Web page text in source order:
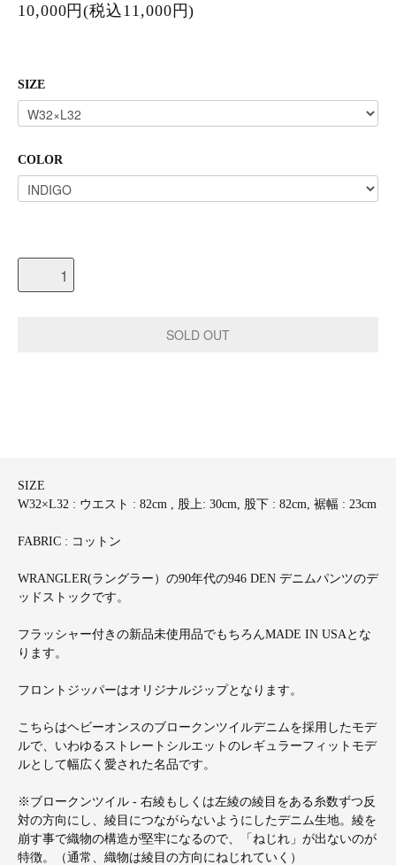
10,000円(税込11,000円)
SIZE
COLOR
SIZE
W32×L32 : ウエスト : 82cm , 股上: 30cm, 股下 : 82cm, 裾幅 : 23cm
FABRIC : コットン
WRANGLER(ラングラー）の90年代の946 DEN デニムパンツのデ
ッドストックです。
フラッシャー付きの新品未使用品でもちろんMADE IN USAとな
ります。
フロントジッパーはオリジナルジップとなります。
こちらはヘビーオンスのブロークンツイルデニムを採用したモデ
ルで、いわゆるストレートシルエットのレギュラーフィットモデ
ルとして幅広く愛された名品です。
※ブロークンツイル - 右綾もしくは左綾の綾目をある糸数ずつ反
対の方向にし、綾目につながらないようにしたデニム生地。綾を
崩す事で織物の構造が堅牢になるので、「ねじれ」が出ないのが
特徴。（通常、織物は綾目の方向にねじれていく）